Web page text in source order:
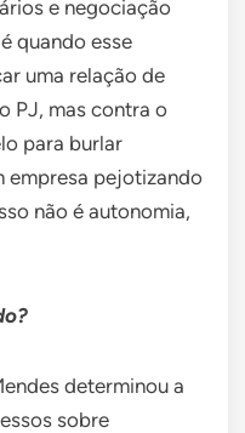
e negociação
quando esse
uma relação de
PJ, mas contra o
para burlar
empresa pejotizando
não é autonomia,
determinou a
sobre